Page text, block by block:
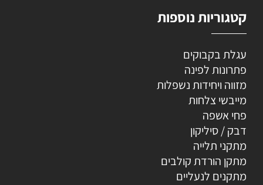
קטגוריות נוספות
עגלת בקבוקים
פתרונות לפינה
מזווה ויחידות נשפלות
מייבשי צלחות
פחי אשפה
דבק / סיליקון
מתקני תלייה
מתקן הורדת קולבים
מתקנים לנעליים